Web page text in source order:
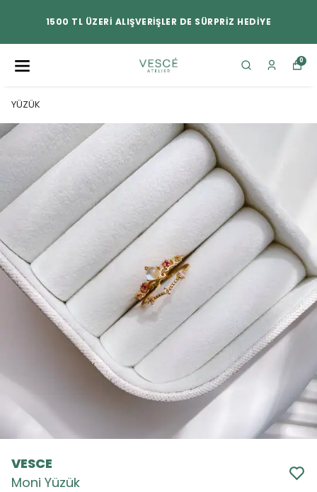
1500 TL ÜZERİ ALIŞVERİŞLER DE SÜRPRİZ HEDİYE
0
YÜZÜK
VESCE
Moni Yüzük